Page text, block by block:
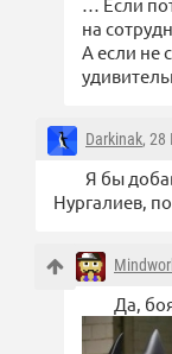
на
А если не
Darkinak, 28
Я бы
Нургалиев,
Да,